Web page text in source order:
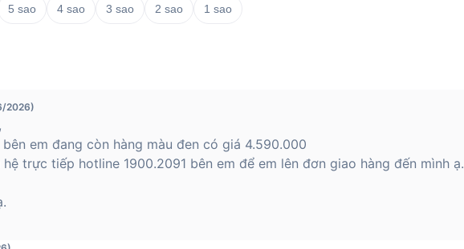
5 sao 4 sao 3 sao 2 sao 1 sao
2026)
bên em đang còn hàng màu đen có giá 4.590.000
trực tiếp hotline 1900.2091 bên em để em lên đơn giao hàng đến mình ạ.